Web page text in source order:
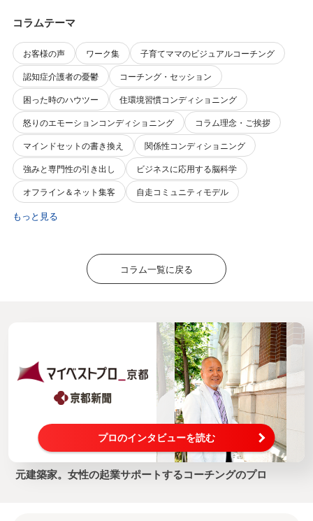
コラムテーマ
お客様の声 ワーク集
子育てママのビジュアルコーチング
認知症介護者の憂鬱
コーチング・セッション
困った時のハウツー
住環境習慣コンディショニング
怒りのエモーションコンディショニング
コラム理念・ご挨拶
マインドセットの書き換え
関係性コンディショニング
強みと専門性の引き出し
ビジネスに応用する脳科学
オフライン＆ネット集客
自走コミュニティモデル
もっと見る
コラム一覧に戻る
プロのインタビューを読む
元建築家。女性の起業サポートするコーチングのプロ